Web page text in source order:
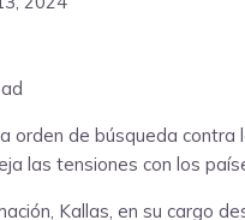
orden de búsqueda
las tensiones con los
Kallas, en su cargo